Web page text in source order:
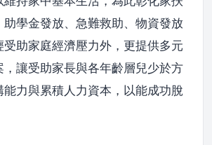
助學金發放、急難救助、物資發放
助家庭經濟壓力外，更提供多元
，讓受助家長與各年齡層兒少於方
力與累積人力資本，以能成功脫